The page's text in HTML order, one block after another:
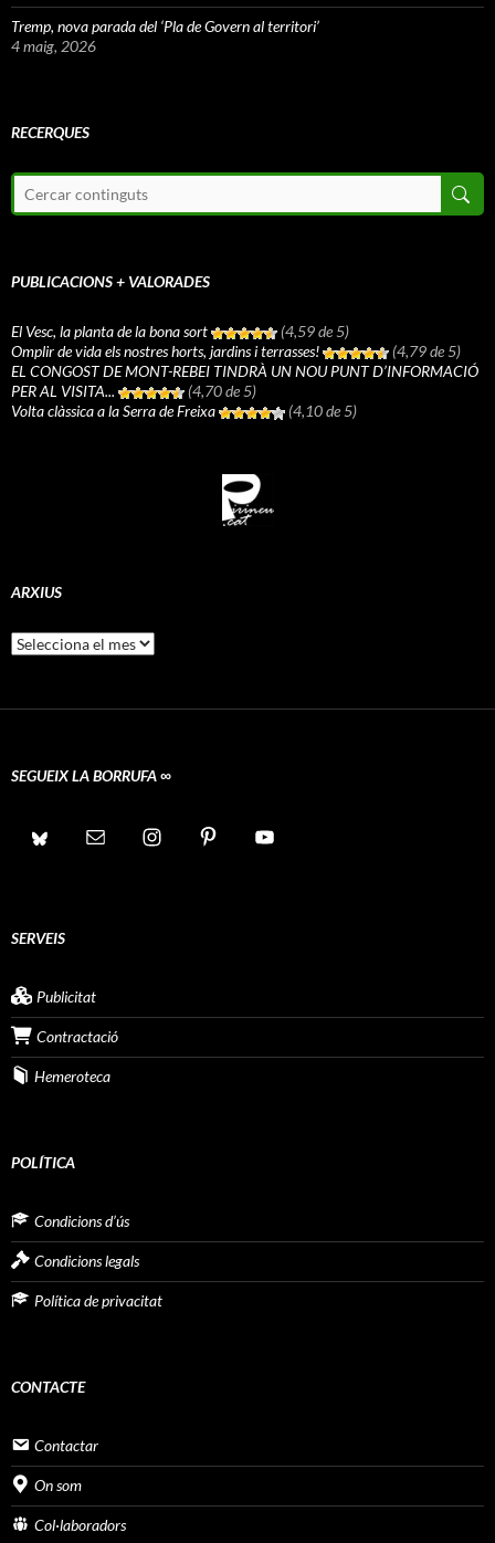
Tremp, nova parada del ‘Pla de Govern al territori’
4 maig, 2026
RECERQUES
PUBLICACIONS + VALORADES
El Vesc, la planta de la bona sort
(4,59 de 5)
Omplir de vida els nostres horts, jardins i terrasses!
(4,79 de 5)
EL CONGOST DE MONT-REBEI TINDRÀ UN NOU PUNT D’INFORMACIÓ
PER AL VISITA...
(4,70 de 5)
Volta clàssica a la Serra de Freixa
(4,10 de 5)
ARXIUS
Arxius
SEGUEIX LA BORRUFA ∞
SERVEIS
Publicitat
Contractació
Hemeroteca
POLÍTICA
Condicions d’ús
Condicions legals
Política de privacitat
CONTACTE
Contactar
On som
Col·laboradors